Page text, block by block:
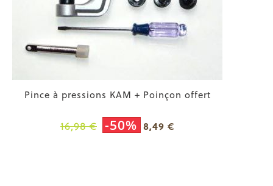
Pince à pressions KAM + Poinçon offert
16,98 € -50% 8,49 €